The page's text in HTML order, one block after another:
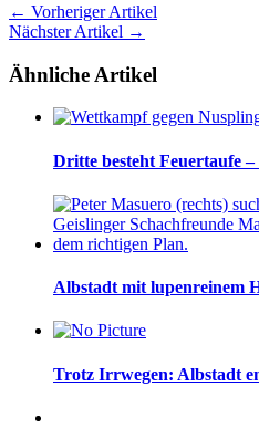
← Vorheriger Artikel
Nächster Artikel →
Ähnliche Artikel
Dritte besteht Feuertaufe
Albstadt mit lupenreinem
Trotz Irrwegen: Albstadt